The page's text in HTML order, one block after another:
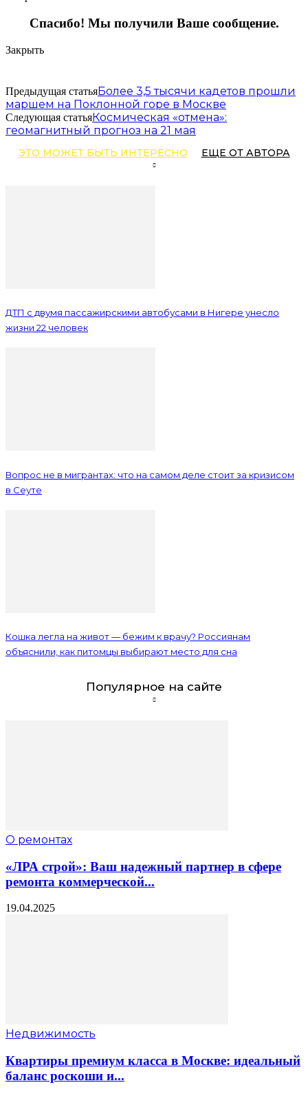
Спасибо! Мы получили Ваше сообщение.
Закрыть
Предыдущая статьяБолее 3,5 тысячи кадетов прошли
маршем на Поклонной горе в Москве
Следующая статьяКосмическая «отмена»:
геомагнитный прогноз на 21 мая
ЭТО МОЖЕТ БЫТЬ ИНТЕРЕСНО ЕЩЕ ОТ АВТОРА
ДТП с двумя пассажирскими автобусами в Нигере унесло
жизни 22 человек
Вопрос не в мигрантах: что на самом деле стоит за кризисом
в Сеуте
Кошка легла на живот — бежим к врачу? Россиянам
объяснили, как питомцы выбирают место для сна
Популярное на сайте
О ремонтах
«ЛРА строй»: Ваш надежный партнер в сфере
ремонта коммерческой...
19.04.2025
Недвижимость
Квартиры премиум класса в Москве: идеальный
баланс роскоши и...